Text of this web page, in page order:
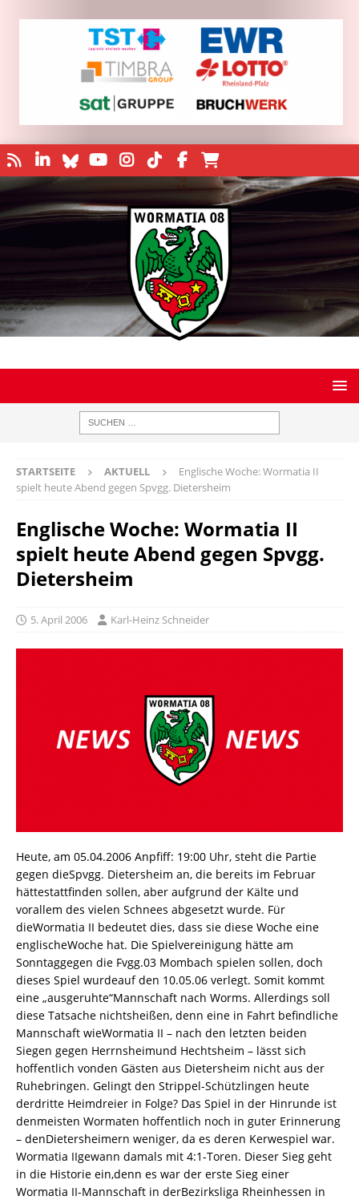
STARTSEITE AKTUELL
Englische Woche: Wormatia II
spielt heute Abend gegen Spvgg. Dietersheim
Englische Woche: Wormatia II
spielt heute Abend gegen Spvgg.
Dietersheim
5. April 2006 Karl-Heinz Schneider
Heute, am 05.04.2006 Anpfiff: 19:00 Uhr, steht die Partie
gegen dieSpvgg. Dietersheim an, die bereits im Februar
hättestattfinden sollen, aber aufgrund der Kälte und
vorallem des vielen Schnees abgesetzt wurde. Für
dieWormatia II bedeutet dies, dass sie diese Woche eine
englischeWoche hat. Die Spielvereinigung hätte am
Sonntaggegen die Fvgg.03 Mombach spielen sollen, doch
dieses Spiel wurdeauf den 10.05.06 verlegt. Somit kommt
eine „ausgeruhte“Mannschaft nach Worms. Allerdings soll
diese Tatsache nichtsheißen, denn eine in Fahrt befindliche
Mannschaft wieWormatia II – nach den letzten beiden
Siegen gegen Herrnsheimund Hechtsheim – lässt sich
hoffentlich vonden Gästen aus Dietersheim nicht aus der
Ruhebringen. Gelingt den Strippel-Schützlingen heute
derdritte Heimdreier in Folge? Das Spiel in der Hinrunde ist
denmeisten Wormaten hoffentlich noch in guter Erinnerung
– denDietersheimern weniger, da es deren Kerwespiel war.
Wormatia IIgewann damals mit 4:1-Toren. Dieser Sieg geht
in die Historie ein,denn es war der erste Sieg einer
Wormatia II-Mannschaft in derBezirksliga Rheinhessen in